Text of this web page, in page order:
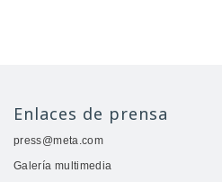
Enlaces de prensa
press@meta.com
Galería multimedia